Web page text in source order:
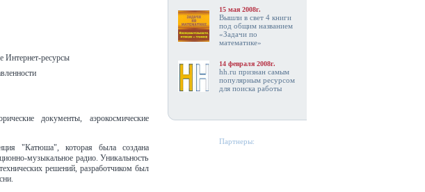
Интернет-ресурсы
документы, аэрокосмические
"Катюша", которая была создана
музыкальное радио. Уникальность
решений, разработчиком был
15 мая 2008г.
Вышли в свет 4 книги
под общим названием
«Задачи по
математике»
14 февраля 2008г.
hh.ru признан самым
популярным ресурсом
для поиска работы
Партнеры: